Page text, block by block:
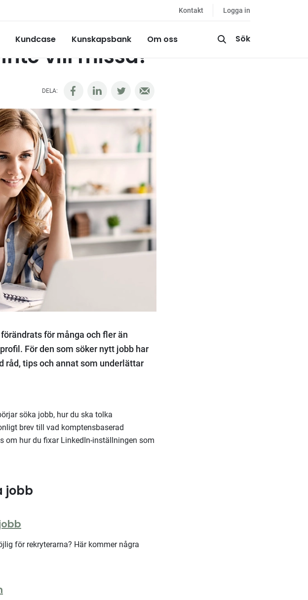
Kontakt Logga in
Kundcase Kunskapsbank Om oss Sök
vill missa!
DELA:
för många och fler än
För den som söker nytt jobb har
råd, tips och annat som underlättar
söka jobb, hur du ska tolka
brev till vad komptensbaserad
om hur du fixar LinkedIn-inställningen som
jobb
för rekryterarna? Här kommer några